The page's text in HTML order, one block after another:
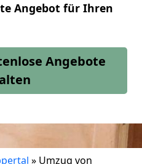
Angebot für Ihren
Angebote
» Umzug von